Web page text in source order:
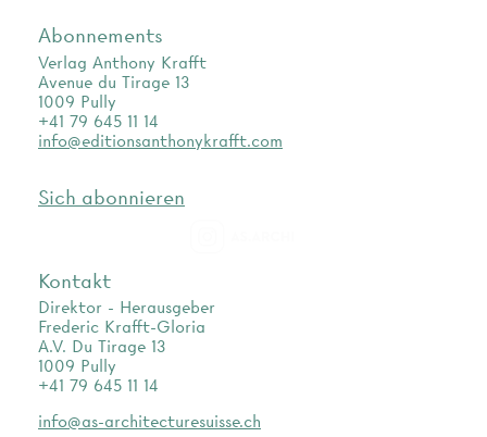
Abonnements
Verlag Anthony Krafft
Avenue du Tirage 13
1009 Pully
+41 79 645 11 14
info@editionsanthonykrafft.com
Sich abonnieren
Kontakt
Direktor - Herausgeber
Frederic Krafft-Gloria
A.V. Du Tirage 13
1009 Pully
+41 79 645 11 14
info@as-architecturesuisse.ch